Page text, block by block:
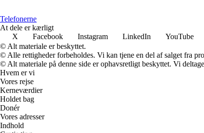
Telefonerne
At dele er kærligt
X
Facebook Instagram LinkedIn YouTube
© Alt materiale er beskyttet.
© Alle rettigheder forbeholdes. Vi kan tjene en del af salget fra
© Alt materiale på denne side er ophavsretligt beskyttet. Vi
Hvem er vi
Vores rejse
Kerneværdier
Holdet bag
Donér
Vores adresser
Indhold